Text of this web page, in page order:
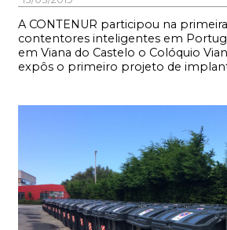
A CONTENUR participou na
contentores inteligentes em
em Viana do Castelo o Colóquio
expôs o primeiro projeto de